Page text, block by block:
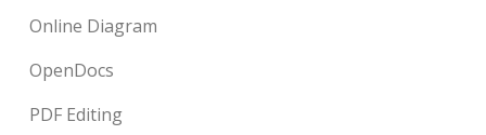
Online Diagram
OpenDocs
PDF Editing